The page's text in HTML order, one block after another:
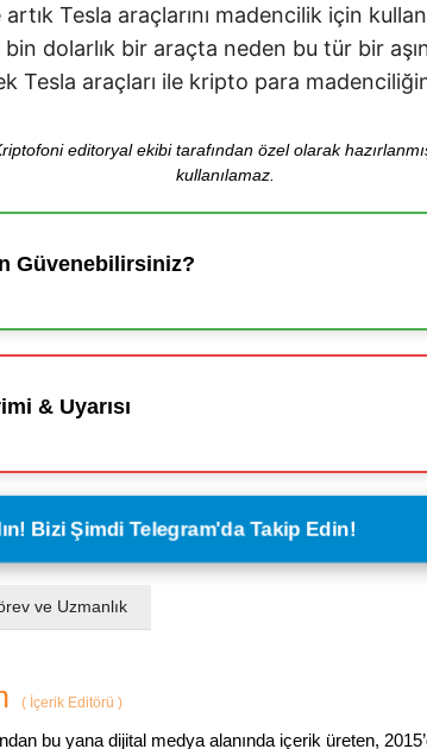
artık Tesla araçlarını madencilik için
bin dolarlık bir araçta neden bu tür bir
Tesla araçları ile kripto para
editoryal ekibi tarafından özel olarak
kullanılamaz.
Güvenebilirsiniz?
& Uyarısı
Bizi Şimdi Telegram'da Takip Edin!
ve Uzmanlık
( İçerik Editörü )
bu yana dijital medya alanında içerik üreten,